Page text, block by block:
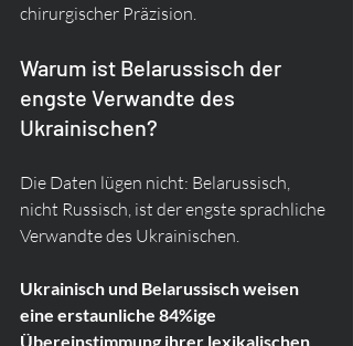
chirurgischer Präzision.
Warum ist Belarussisch der
engste Verwandte des
Ukrainischen?
Die Daten lügen nicht: Belarussisch,
nicht Russisch, ist der engste sprachliche
Verwandte des Ukrainischen.
Ukrainisch und Belarussisch weisen
eine erstaunliche 84%ige
Übereinstimmung ihrer lexikalischen